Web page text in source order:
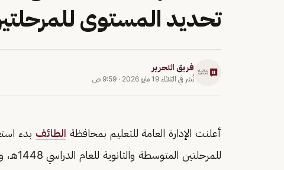
تحديد المستوى
فريق التحرير
نُشر في الثلاثاء 19 مايو 2026 · 9:59 ص
أعلنت الإدارة العامة للتعليم بمحافظة الطائف بدء